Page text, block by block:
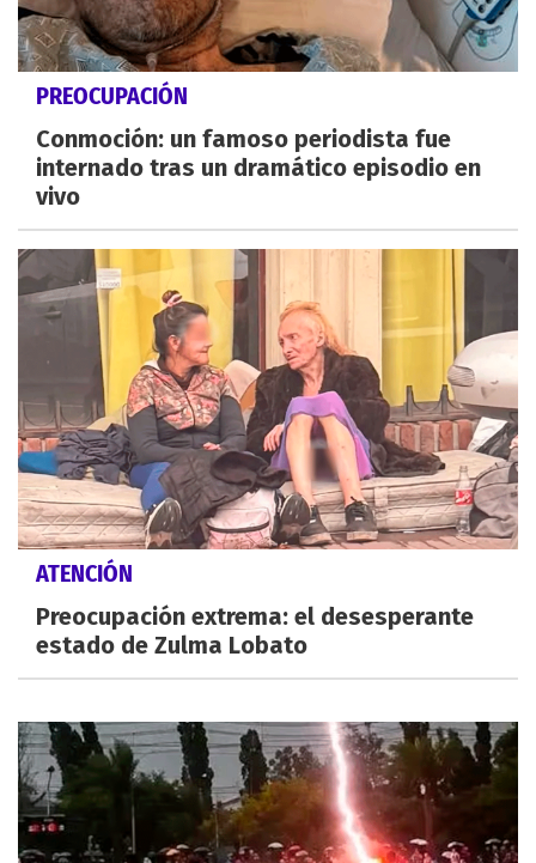
PREOCUPACIÓN
Conmoción: un famoso periodista fue
internado tras un dramático episodio en
vivo
ATENCIÓN
Preocupación extrema: el desesperante
estado de Zulma Lobato